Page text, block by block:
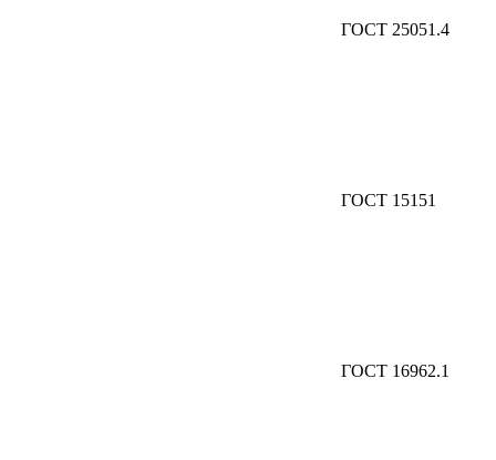
ГОСТ 25051.4
ГОСТ 15151
ГОСТ 16962.1